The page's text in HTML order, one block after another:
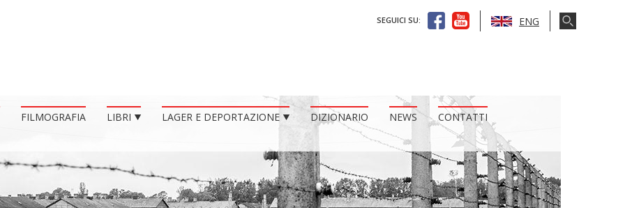
SEGUICI SU: ENG
FILMOGRAFIA LIBRI LAGER E DEPORTAZIONE DIZIONARIO NEWS
CONTATTI